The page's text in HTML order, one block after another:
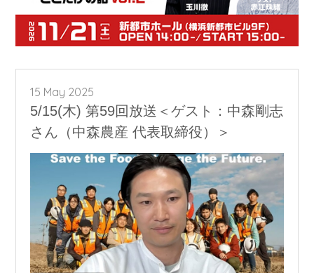
15 May 2025
5/15(木) 第59回放送＜ゲスト：中森剛志
さん（中森農産 代表取締役）＞